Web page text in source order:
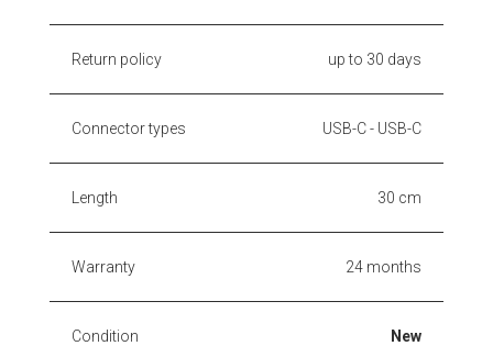
Return policy up to 30 days
Connector types USB-C - USB-C
Length 30 cm
Warranty 24 months
Condition New